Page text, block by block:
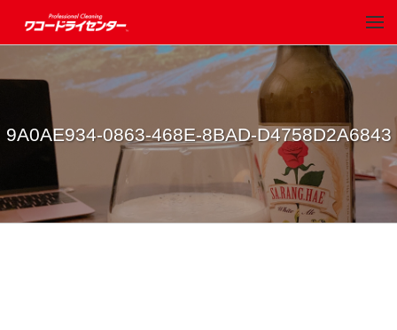
9A0AE934-0863-468E-8BAD-D4758D2A6843